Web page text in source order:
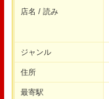
店名 / 読み
ジャンル
住所
最寄駅